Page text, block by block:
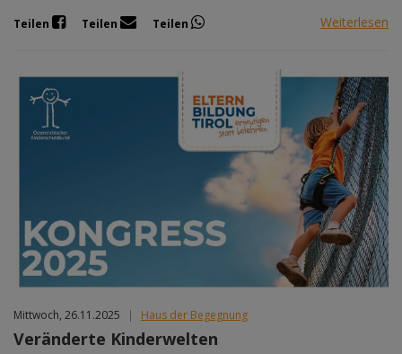
Teilen Teilen Teilen Weiterlesen
Mittwoch, 26.11.2025 | Haus der Begegnung
Veränderte Kinderwelten